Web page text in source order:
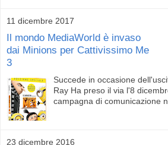
11 dicembre 2017
Il mondo MediaWorld è invaso
dai Minions per Cattivissimo Me
3
Succede in occasione
Ray Ha preso il via l'8
campagna di comunicazione
23 dicembre 2016